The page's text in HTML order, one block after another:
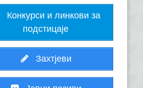
Конкурси и линкови за
подстицаје
Захтјеви